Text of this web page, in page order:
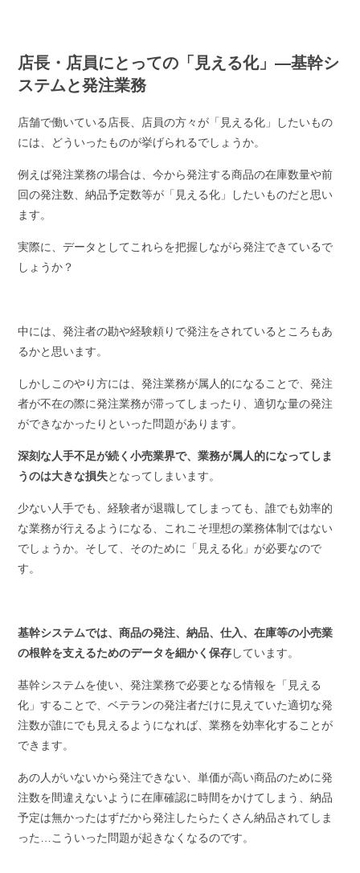
店長・店員にとっての「見える化」―基幹シ
ステムと発注業務
店舗で働いている店長、店員の方々が「見える化」したいもの
には、どういったものが挙げられるでしょうか。
例えば発注業務の場合は、今から発注する商品の在庫数量や前
回の発注数、納品予定数等が「見える化」したいものだと思い
ます。
実際に、データとしてこれらを把握しながら発注できているで
しょうか？
中には、発注者の勘や経験頼りで発注をされているところもあ
るかと思います。
しかしこのやり方には、発注業務が属人的になることで、発注
者が不在の際に発注業務が滞ってしまったり、適切な量の発注
ができなかったりといった問題があります。
深刻な人手不足が続く小売業界で、業務が属人的になってしま
うのは大きな損失となってしまいます。
少ない人手でも、経験者が退職してしまっても、誰でも効率的
な業務が行えるようになる、これこそ理想の業務体制ではない
でしょうか。そして、そのために「見える化」が必要なので
す。
基幹システムでは、商品の発注、納品、仕入、在庫等の小売業
の根幹を支えるためのデータを細かく保存しています。
基幹システムを使い、発注業務で必要となる情報を「見える
化」することで、ベテランの発注者だけに見えていた適切な発
注数が誰にでも見えるようになれば、業務を効率化することが
できます。
あの人がいないから発注できない、単価が高い商品のために発
注数を間違えないように在庫確認に時間をかけてしまう、納品
予定は無かったはずだから発注したらたくさん納品されてしま
った…こういった問題が起きなくなるのです。